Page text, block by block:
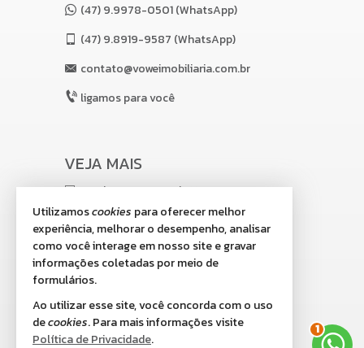
(47) 9.9978-0501 (WhatsApp)
(47)9.8919-9587 (WhatsApp)
contato@voweimobiliaria.com.br
ligamos para você
VEJA MAIS
receba nosso newsletter
indicadores financeiros
cadastre seu imóvel
imóveis favoritos
mapa de imóveis
Utilizamoscookies para oferecer melhor
experiência, melhorar o desempenho, analisar
como você interage em nosso site e gravar
informações coletadas por meio de
formulários.
Ao utilizar esse site, você concorda com o uso
decookies. Para mais informações visite
Política de Privacidade.